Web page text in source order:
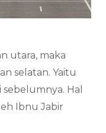
utara, maka
selatan. Yaitu
Hal
Ibnu Jabir